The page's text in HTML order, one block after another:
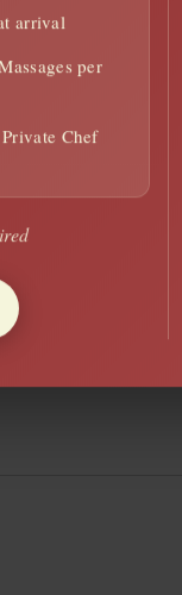
arrival
per
Chef